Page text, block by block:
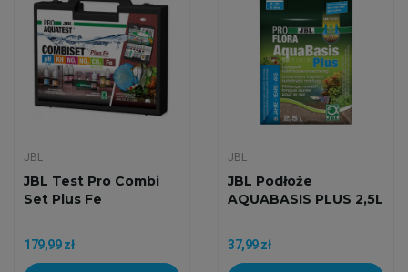
JBL
JBL Test Pro Combi
Set Plus Fe
179,99 zł
JBL
JBL Podłoże
AQUABASIS PLUS 2,5L
37,99 zł